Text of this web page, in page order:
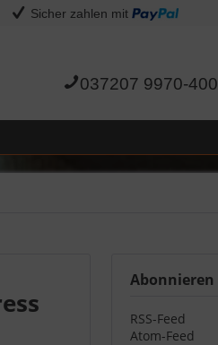
Sicher zahlen mit
037207 9970-400
Abonnieren
RSS-Feed
Atom-Feed